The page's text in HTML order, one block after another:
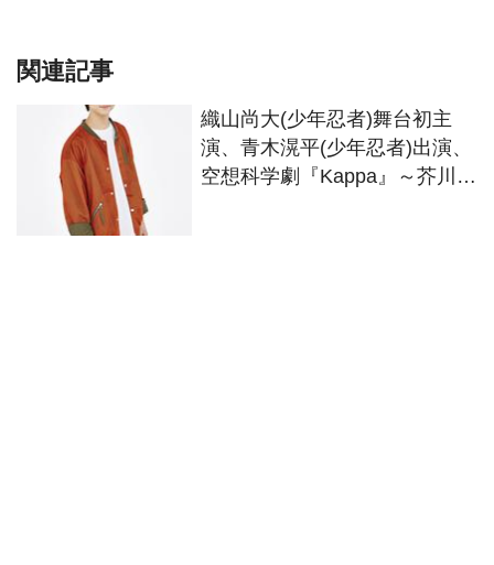
関連記事
織山尚大(少年忍者)舞台初主
演、青木滉平(少年忍者)出演、
空想科学劇『Kappa』～芥川龍